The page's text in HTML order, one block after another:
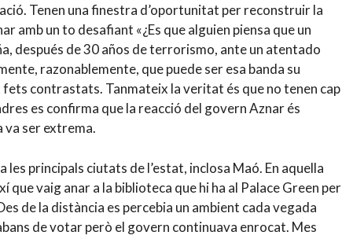
Tenen una finestra d’oportunitat per reconstruir la
amb un to desafiant «¿Es que alguien piensa que un
después de 30 años de terrorismo, ante un atentado
razonablemente, que puede ser esa banda su
contrastats. Tanmateix la veritat és que no tenen cap
es confirma que la reacció del govern Aznar és
va ser extrema.
principals ciutats de l’estat, inclosa Maó. En aquella
que vaig anar a la biblioteca que hi ha al Palace Green per
de la distància es percebia un ambient cada vegada
de votar però el govern continuava enrocat. Mes